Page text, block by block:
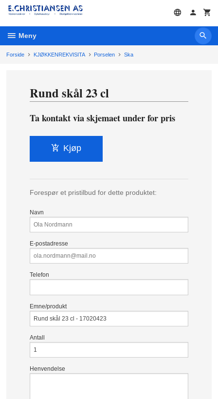
Gå
innholdet
Meny
Forside KJØKKENREKVISITA Porselen Ska
Rund skål 23 cl
Ta kontakt via skjemaet under for pris
Kjøp
Forespør et pristilbud for dette produktet:
Navn
E-postadresse
Telefon
Emne/produkt
Antall
Henvendelse